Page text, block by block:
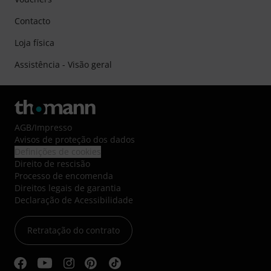
Contacto
Loja física
Assistência - Visão geral
AGB/Impresso
Avisos de proteção dos dados
Direito de rescisão
Processo de encomenda
Direitos legais de garantia
Declaração de Acessibilidade
Retratação do contrato